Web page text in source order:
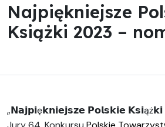
Najpiękniejsze
Książki 2023 –
„𝗡𝗮𝗷𝗽𝗶ę𝗸𝗻𝗶𝗲𝗷𝘀𝘇𝗲 𝗣𝗼𝗹𝘀𝗸𝗶𝗲